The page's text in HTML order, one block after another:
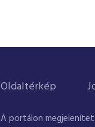
Oldaltérkép
A portálon